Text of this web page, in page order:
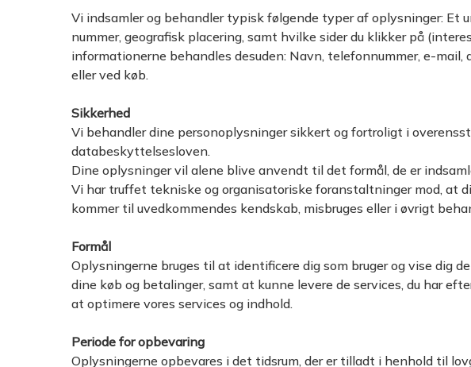
Vi indsamler og behandler typisk følgende typer af oplysninger:
nummer, geografisk placering, samt hvilke sider du klikker på
informationerne behandles desuden: Navn, telefonnummer, e-
eller ved køb.
Sikkerhed
Vi behandler dine personoplysninger sikkert og fortroligt i
databeskyttelsesloven.
Dine oplysninger vil alene blive anvendt til det formål, de er
Vi har truffet tekniske og organisatoriske foranstaltninger mod,
kommer til uvedkommendes kendskab, misbruges eller i øvrigt
Formål
Oplysningerne bruges til at identificere dig som bruger og vise dig
dine køb og betalinger, samt at kunne levere de services, du har
at optimere vores services og indhold.
Periode for opbevaring
Oplysningerne opbevares i det tidsrum, der er tilladt i henhold til